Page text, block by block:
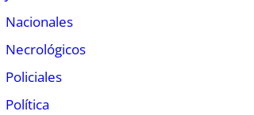
Nacionales
Necrológicos
Policiales
Política